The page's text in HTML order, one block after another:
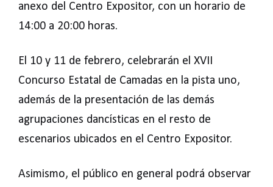
anexo del Centro Expositor, con un horario de
14:00 a 20:00 horas.
El 10 y 11 de febrero, celebrarán el XVII
Concurso Estatal de Camadas en la pista uno,
además de la presentación de las demás
agrupaciones dancísticas en el resto de
escenarios ubicados en el Centro Expositor.
Asimismo, el público en general podrá observar